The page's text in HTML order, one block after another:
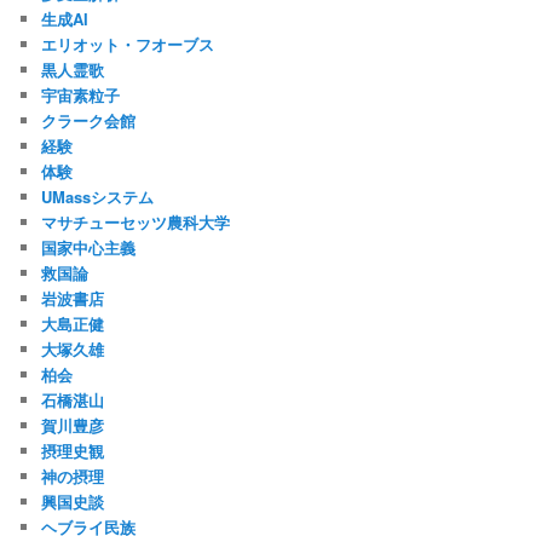
生成AI
エリオット・フオーブス
黒人霊歌
宇宙素粒子
クラーク会館
経験
体験
UMassシステム
マサチューセッツ農科大学
国家中心主義
救国論
岩波書店
大島正健
大塚久雄
柏会
石橋湛山
賀川豊彦
摂理史観
神の摂理
興国史談
ヘブライ民族